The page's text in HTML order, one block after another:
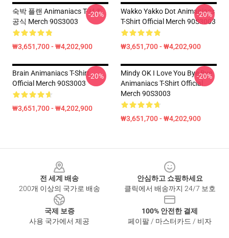
숙박 플랜 Animaniacs T-셔츠
공식 Merch 90S3003
₩3,651,700 - ₩4,202,900
-20%
Wakko Yakko Dot Animaniacs
T-Shirt Official Merch 90S3003
₩3,651,700 - ₩4,202,900
-20%
Brain Animaniacs T-Shirt
Official Merch 90S3003
₩3,651,700 - ₩4,202,900
-20%
Mindy OK I Love You Bye Bye
Animaniacs T-Shirt Official
Merch 90S3003
₩3,651,700 - ₩4,202,900
-20%
전 세계 배송
200개 이상의 국가로 배송
안심하고 쇼핑하세요
클릭에서 배송까지 24/7 보호
국제 보증
사용 국가에서 제공
100% 안전한 결제
페이팔 / 마스터카드 / 비자